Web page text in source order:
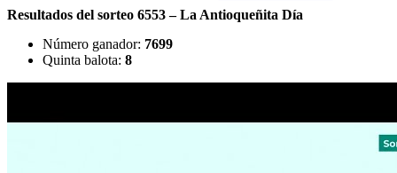
Resultados del sorteo 6553 – La Antioqueñita Día
Número ganador: 7699
Quinta balota: 8